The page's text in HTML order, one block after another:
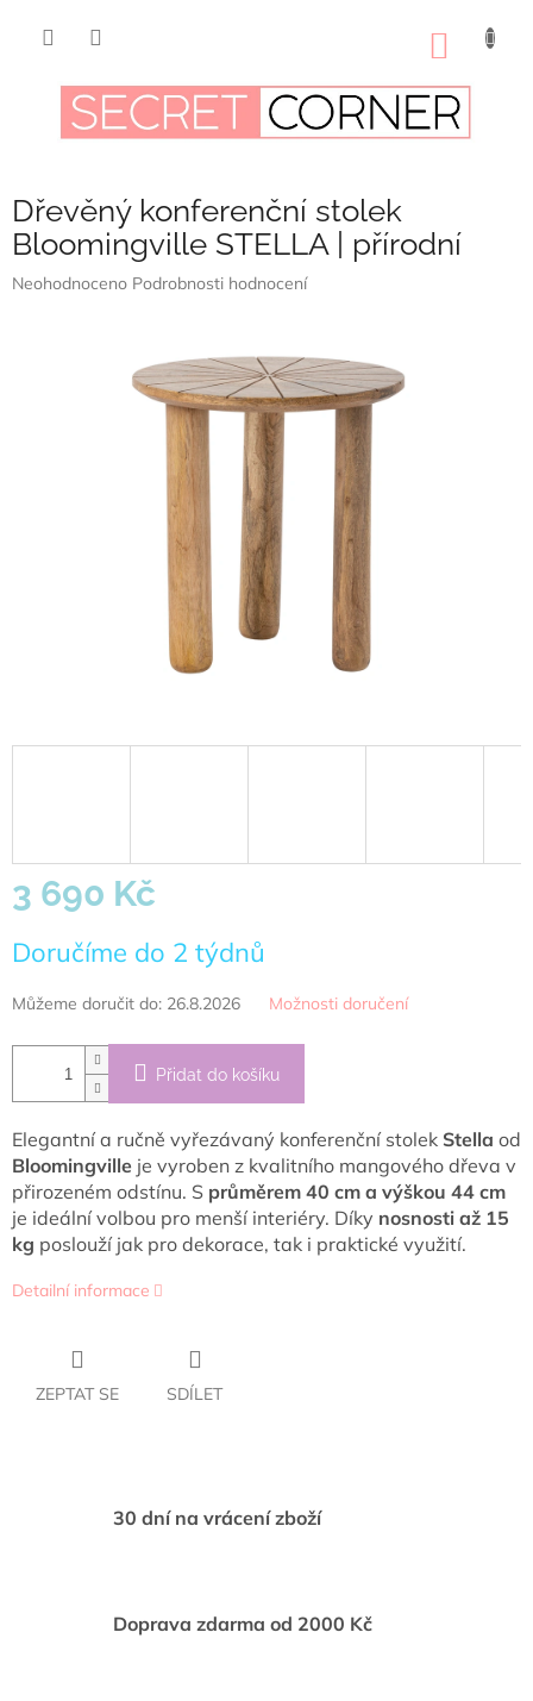
Dřevěný konferenční stolek
Bloomingville STELLA | přírodní
Průměrné
Neohodnoceno Podrobnosti hodnocení
3 690 Kč
cena:
Doručíme do 2 týdnů
Můžeme doručit do: 26.8.2026 Možnosti doručení
Přidat do košíku
Elegantní a ručně vyřezávaný konferenční stolek Stella od
Bloomingville je vyroben z kvalitního mangového dřeva v
přirozeném odstínu. S průměrem 40 cm a výškou 44 cm
je ideální volbou pro menší interiéry. Díky nosnosti až 15
kg poslouží jak pro dekorace, tak i praktické využití.
Detailní informace
ZEPTAT SE SDÍLET
30 dní na vrácení zboží
Doprava zdarma od 2000 Kč